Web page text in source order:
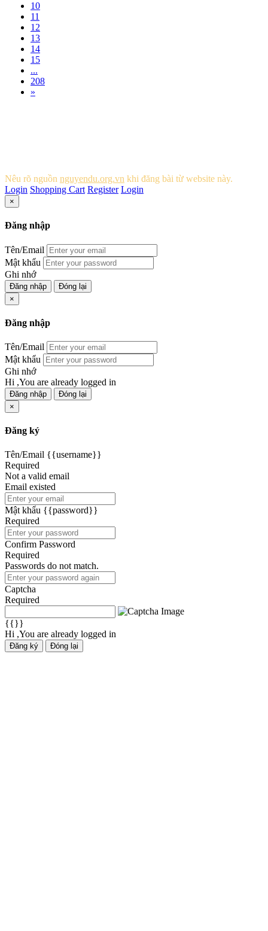
10
11
12
13
14
15
...
208
»
Nêu rõ nguồn nguyendu.org.vn khi đăng bài từ website này.
Login Shopping Cart Register Login
×
Đăng nhập
Tên/Email
Mật khẩu
Ghi nhớ
Đăng nhập
Đóng lại
×
Đăng nhập
Tên/Email
Mật khẩu
Ghi nhớ
Hi ,You are already logged in
Đăng nhập
Đóng lại
×
Đăng ký
Tên/Email {{username}}
Required
Not a valid email
Email existed
Mật khẩu {{password}}
Required
Confirm Password
Required
Passwords do not match.
Captcha
Required
{{}}
Hi ,You are already logged in
Đăng ký Đóng lại